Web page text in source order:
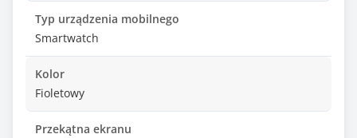
Typ urządzenia mobilnego
Smartwatch
Kolor
Fioletowy
Przekątna ekranu